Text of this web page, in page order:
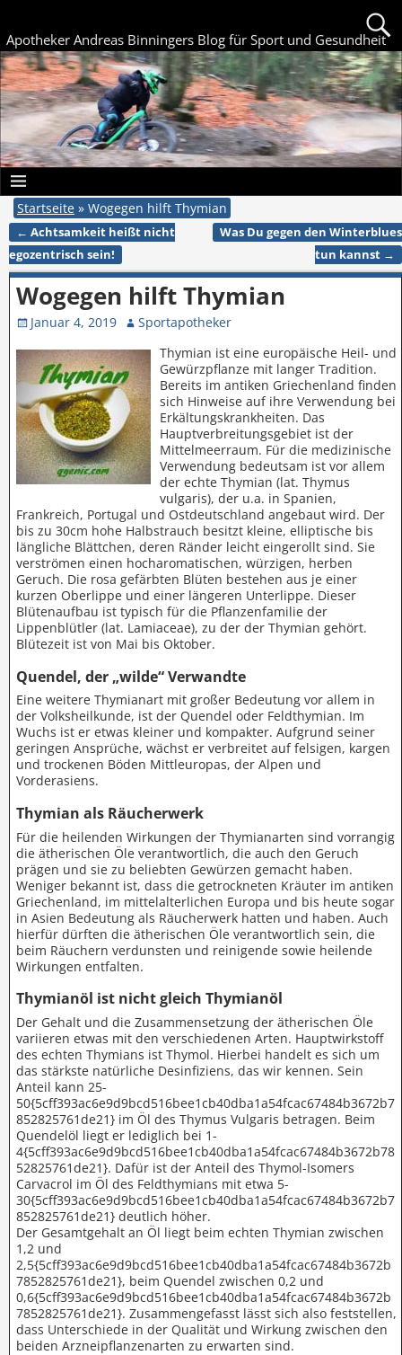
Apotheker Andreas Binningers Blog für Sport und Gesundheit
Startseite » Wogegen hilft Thymian
Artikelnavigation
← Achtsamkeit heißt nicht
egozentrisch sein!
Was Du gegen den Winterblues
tun kannst →
Wogegen hilft Thymian
Januar 4, 2019
Sportapotheker
Thymian ist eine europäische Heil- und
Gewürzpflanze mit langer Tradition.
Bereits im antiken Griechenland finden
sich Hinweise auf ihre Verwendung bei
Erkältungskrankheiten. Das
Hauptverbreitungsgebiet ist der
Mittelmeerraum. Für die medizinische
Verwendung bedeutsam ist vor allem
der echte Thymian (lat. Thymus
vulgaris), der u.a. in Spanien,
Frankreich, Portugal und Ostdeutschland angebaut wird. Der
bis zu 30cm hohe Halbstrauch besitzt kleine, elliptische bis
längliche Blättchen, deren Ränder leicht eingerollt sind. Sie
verströmen einen hocharomatischen, würzigen, herben
Geruch. Die rosa gefärbten Blüten bestehen aus je einer
kurzen Oberlippe und einer längeren Unterlippe. Dieser
Blütenaufbau ist typisch für die Pflanzenfamilie der
Lippenblütler (lat. Lamiaceae), zu der der Thymian gehört.
Blütezeit ist von Mai bis Oktober.
Quendel, der „wilde“ Verwandte
Eine weitere Thymianart mit großer Bedeutung vor allem in
der Volksheilkunde, ist der Quendel oder Feldthymian. Im
Wuchs ist er etwas kleiner und kompakter. Aufgrund seiner
geringen Ansprüche, wächst er verbreitet auf felsigen, kargen
und trockenen Böden Mittleuropas, der Alpen und
Vorderasiens.
Thymian als Räucherwerk
Für die heilenden Wirkungen der Thymianarten sind vorrangig
die ätherischen Öle verantwortlich, die auch den Geruch
prägen und sie zu beliebten Gewürzen gemacht haben.
Weniger bekannt ist, dass die getrockneten Kräuter im antiken
Griechenland, im mittelalterlichen Europa und bis heute sogar
in Asien Bedeutung als Räucherwerk hatten und haben. Auch
hierfür dürften die ätherischen Öle verantwortlich sein, die
beim Räuchern verdunsten und reinigende sowie heilende
Wirkungen entfalten.
Thymianöl ist nicht gleich Thymianöl
Der Gehalt und die Zusammensetzung der ätherischen Öle
variieren etwas mit den verschiedenen Arten. Hauptwirkstoff
des echten Thymians ist Thymol. Hierbei handelt es sich um
das stärkste natürliche Desinfiziens, das wir kennen. Sein
Anteil kann 25-
50{5cff393ac6e9d9bcd516bee1cb40dba1a54fcac67484b3672b7
852825761de21} im Öl des Thymus Vulgaris betragen. Beim
Quendelöl liegt er lediglich bei 1-
4{5cff393ac6e9d9bcd516bee1cb40dba1a54fcac67484b3672b78
52825761de21}. Dafür ist der Anteil des Thymol-Isomers
Carvacrol im Öl des Feldthymians mit etwa 5-
30{5cff393ac6e9d9bcd516bee1cb40dba1a54fcac67484b3672b7
852825761de21} deutlich höher.
Der Gesamtgehalt an Öl liegt beim echten Thymian zwischen
1,2 und
2,5{5cff393ac6e9d9bcd516bee1cb40dba1a54fcac67484b3672b
7852825761de21}, beim Quendel zwischen 0,2 und
0,6{5cff393ac6e9d9bcd516bee1cb40dba1a54fcac67484b3672b
7852825761de21}. Zusammengefasst lässt sich also feststellen,
dass Unterschiede in der Qualität und Wirkung zwischen den
beiden Arzneipflanzenarten zu erwarten sind.